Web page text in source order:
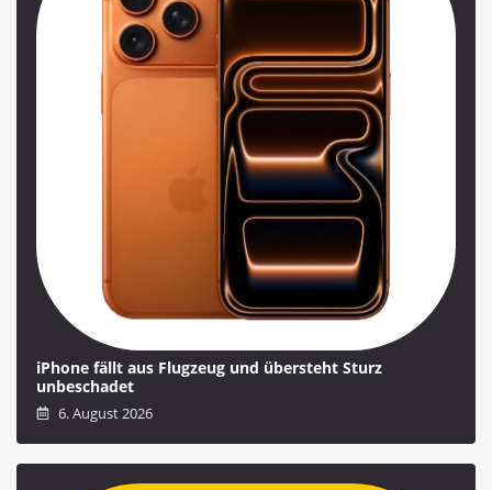
iPhone fällt aus Flugzeug und übersteht Sturz
unbeschadet
6. August 2026